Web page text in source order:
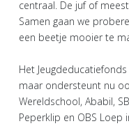
centraal. De juf of
Samen gaan we
een beetje mooier te
Het
maar ondersteunt nu
Wereldschool, Ababil,
Peperklip en OBS Loep